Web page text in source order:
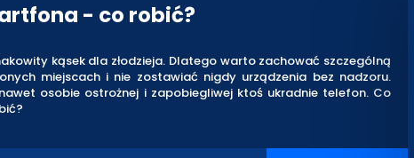
- co robić?
kąsek dla złodzieja. Dlatego warto zachować szczególną
miejscach i nie zostawiać nigdy urządzenia bez nadzoru.
osobie ostrożnej i zapobiegliwej ktoś ukradnie telefon. Co